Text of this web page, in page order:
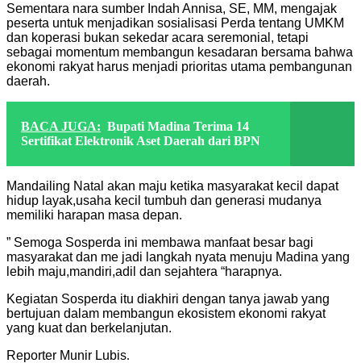
Sementara nara sumber Indah Annisa, SE, MM, mengajak
peserta untuk menjadikan sosialisasi Perda tentang UMKM
dan koperasi bukan sekedar acara seremonial, tetapi
sebagai momentum membangun kesadaran bersama bahwa
ekonomi rakyat harus menjadi prioritas utama pembangunan
daerah.
BACA JUGA: Bupati Madina Terima 14
Sertifikat Elektronik Aset Daerah dari BPN
Mandailing Natal akan maju ketika masyarakat kecil dapat
hidup layak,usaha kecil tumbuh dan generasi mudanya
memiliki harapan masa depan.
” Semoga Sosperda ini membawa manfaat besar bagi
masyarakat dan me jadi langkah nyata menuju Madina yang
lebih maju,mandiri,adil dan sejahtera “harapnya.
Kegiatan Sosperda itu diakhiri dengan tanya jawab yang
bertujuan dalam membangun ekosistem ekonomi rakyat
yang kuat dan berkelanjutan.
Reporter Munir Lubis.